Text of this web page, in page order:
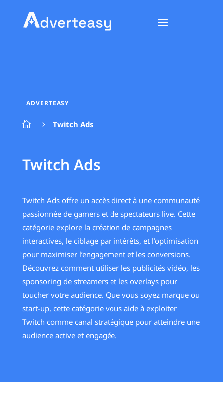
ADVERTEASY
 5 Twitch Ads
Twitch Ads
Twitch Ads offre un accès direct à une communauté
passionnée de gamers et de spectateurs live. Cette
catégorie explore la création de campagnes
interactives, le ciblage par intérêts, et l’optimisation
pour maximiser l’engagement et les conversions.
Découvrez comment utiliser les publicités vidéo, les
sponsoring de streamers et les overlays pour
toucher votre audience. Que vous soyez marque ou
start-up, cette catégorie vous aide à exploiter
Twitch comme canal stratégique pour atteindre une
audience active et engagée.